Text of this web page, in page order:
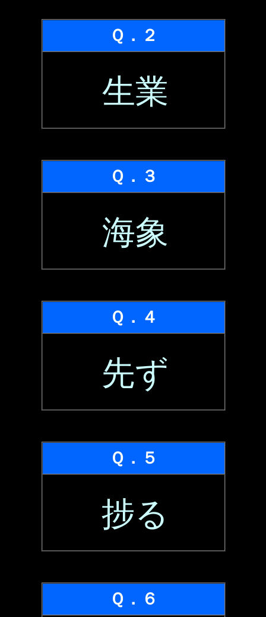
Ｑ．２
生業
Ｑ．３
海象
Ｑ．４
先ず
Ｑ．５
捗る
Ｑ．６